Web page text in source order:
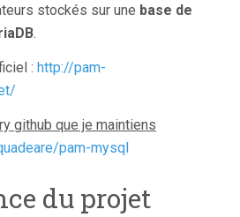
stockés sur une base de
.
: http://pam-
github que je maintiens
pam-mysql
du projet